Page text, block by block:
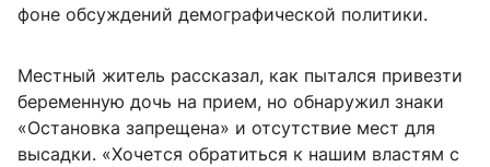
фоне обсуждений демографической политики.
Местный житель рассказал, как пытался привезти
беременную дочь на прием, но обнаружил знаки
«Остановка запрещена» и отсутствие мест для
высадки. «Хочется обратиться к нашим властям с